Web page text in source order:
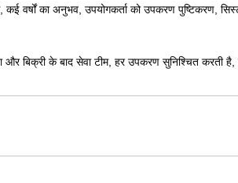
फार्मेसी, केमिकल इंजीनियरिंग, पेंटिंग, बॉन्ड, सहायक